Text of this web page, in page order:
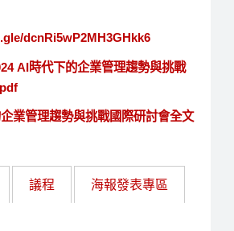
dcnRi5wP2MH3GHkk6
AI時代下的企業管理趨勢與挑戰
業管理趨勢與挑戰國際研討會全文
議程 海報發表專區